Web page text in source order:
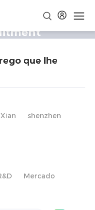
que lhe
Xian
shenzhen
Mercado